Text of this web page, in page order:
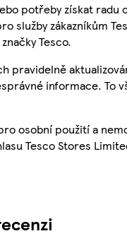
potřeby získat radu
služby zákazníkům
Tesco.
pravidelně
informace. To
osobní použití a
Tesco Stores